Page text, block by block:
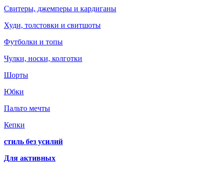
Свитеры, джемперы и кардиганы
Худи, толстовки и свитшоты
Футболки и топы
Чулки, носки, колготки
Шорты
Юбки
Пальто мечты
Кепки
стиль без усилий
Для активных